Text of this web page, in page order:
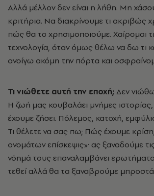
Αλλά μέλλον δεν είναι η λήθη. Μη
κριτήρια. Να διακρίνουμε τι ακριβώς
πώς θα το χρησιμοποιούμε. Χαίρομαι
τεχνολογία, όταν όμως θέλω να δω τι
ανοίγω ακόμη την πόρτα και
Τι νιώθετε αυτή την εποχή; Δεν
Η ζωή μας κουβαλάει μνήμες ιστορίας,
έχουμε ζήσει. Πόλεμος, κατοχή,
Τι θέλετε να σας πω; Πώς έχουμε
ονομάτων επίσκεψις»· ας ξαναδούμε
νόημά τους επαναλαμβάνει
τεθεί αλλά θα τα ξαναβρούμε